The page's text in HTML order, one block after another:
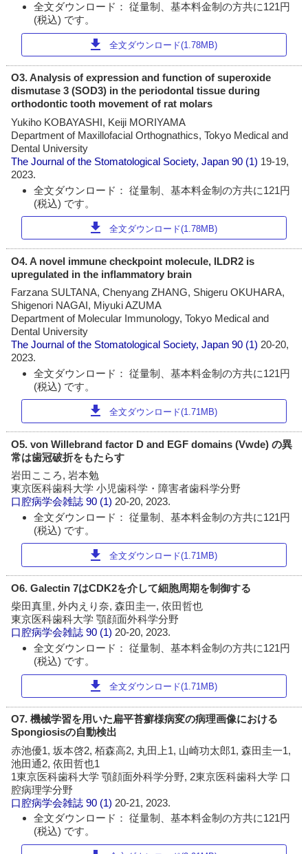
全文ダウンロード： 従量制、基本料金制の方共に121円
(税込) です。
download 全文ダウンロード(1.78MB)
O3. Analysis of expression and function of superoxide
dismutase 3 (SOD3) in the periodontal tissue during
orthodontic tooth movement of rat molars
Yukiho KOBAYASHI, Keiji MORIYAMA
Department of Maxillofacial Orthognathics, Tokyo Medical and
Dental University
The Journal of the Stomatological Society, Japan 90 (1) 19-19,
2023.
全文ダウンロード： 従量制、基本料金制の方共に121円
(税込) です。
download 全文ダウンロード(1.78MB)
O4. A novel immune checkpoint molecule, ILDR2 is
upregulated in the inflammatory brain
Farzana SULTANA, Chenyang ZHANG, Shigeru OKUHARA,
Shigenori NAGAI, Miyuki AZUMA
Department of Molecular Immunology, Tokyo Medical and
Dental University
The Journal of the Stomatological Society, Japan 90 (1) 20-20,
2023.
全文ダウンロード： 従量制、基本料金制の方共に121円
(税込) です。
download 全文ダウンロード(1.71MB)
O5. von Willebrand factor D and EGF domains (Vwde) の異
常は歯冠破折をもたらす
岩田こころ, 岩本勉
東京医科歯科大学 小児歯科学・障害者歯科学分野
口腔病学会雑誌 90 (1) 20-20, 2023.
全文ダウンロード： 従量制、基本料金制の方共に121円
(税込) です。
download 全文ダウンロード(1.71MB)
O6. Galectin 7はCDK2を介して細胞周期を制御する
柴田真里, 外内えり奈, 森田圭一, 依田哲也
東京医科歯科大学 顎顔面外科学分野
口腔病学会雑誌 90 (1)20-20, 2023.
全文ダウンロード： 従量制、基本料金制の方共に121円
(税込) です。
download 全文ダウンロード(1.71MB)
O7. 機械学習を用いた扁平苔癬様病変の病理画像における
Spongiosisの自動検出
赤池優1, 坂本啓2, 栢森高2, 丸田上1, 山崎功太郎1, 森田圭一1,
池田通2, 依田哲也1
1東京医科歯科大学 顎顔面外科学分野, 2東京医科歯科大学 口
腔病理学分野
口腔病学会雑誌 90 (1) 20-21, 2023.
全文ダウンロード： 従量制、基本料金制の方共に121円
(税込) です。